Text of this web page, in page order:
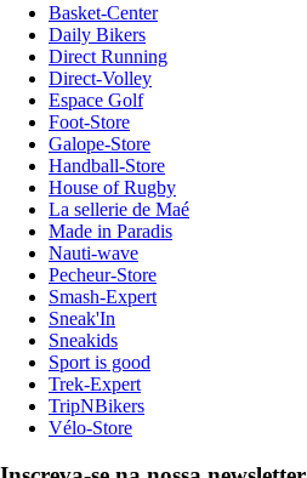
Basket-Center
Daily Bikers
Direct Running
Direct-Volley
Espace Golf
Foot-Store
Galope-Store
Handball-Store
House of Rugby
La sellerie de Maé
Made in Paradis
Nauti-wave
Pecheur-Store
Smash-Expert
Sneak'In
Sneakids
Sport is good
Trek-Expert
TripNBikers
Vélo-Store